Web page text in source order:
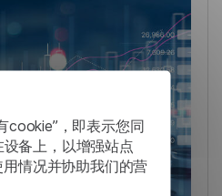
cookie”，即表示您同
备上，以增强站点
情况并协助我们的营